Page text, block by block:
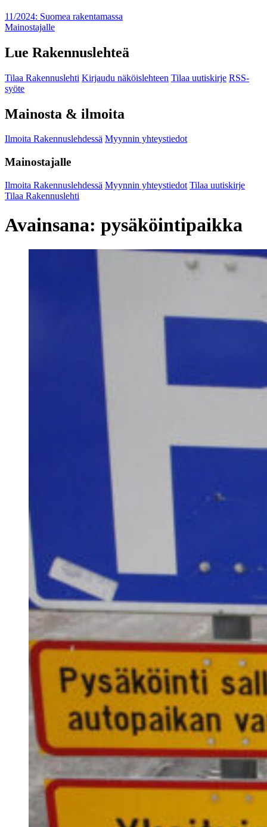
11/2024: Suomea rakentamassa
Mainostajalle
Lue Rakennuslehteä
Tilaa Rakennuslehti Kirjaudu näköislehteen Tilaa uutiskirje RSS-
syöte
Mainosta & ilmoita
Ilmoita Rakennuslehdessä Myynnin yhteystiedot
Mainostajalle
Ilmoita Rakennuslehdessä Myynnin yhteystiedot Tilaa uutiskirje
Tilaa Rakennuslehti
Avainsana: pysäköintipaikka